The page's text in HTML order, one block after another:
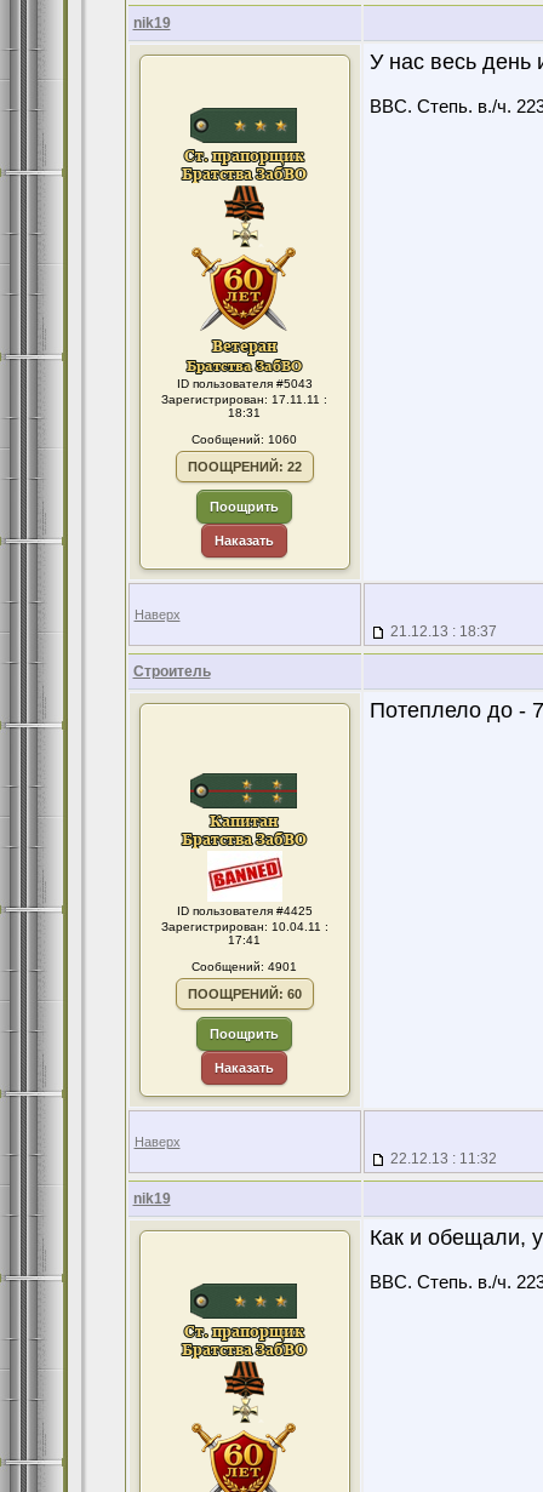
nik19
ID пользователя #5043
Зарегистрирован: 17.11.11 :
18:31
Сообщений: 1060
ПООЩРЕНИЙ: 22
Поощрить
Наказать
У нас весь день
ВВС. Степь. в./ч.
Наверх
21.12.13 : 18:37
Строитель
ID пользователя #4425
Зарегистрирован: 10.04.11 :
17:41
Сообщений: 4901
ПООЩРЕНИЙ: 60
Поощрить
Наказать
Потеплело до -
Наверх
22.12.13 : 11:32
nik19
Как и обещали,
ВВС. Степь. в./ч.